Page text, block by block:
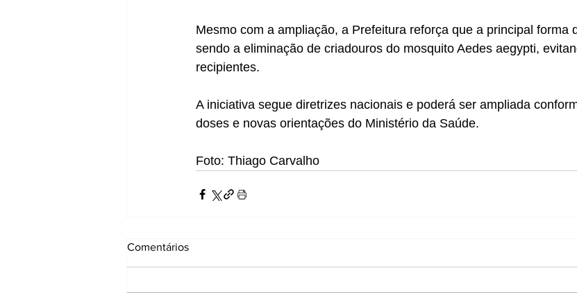
Mesmo com a ampliação, a Prefeitura reforça que a principal forma
sendo a eliminação de criadouros do mosquito Aedes aegypti,
recipientes.
A iniciativa segue diretrizes nacionais e poderá ser ampliada
doses e novas orientações do Ministério da Saúde.
Foto: Thiago Carvalho
Comentários